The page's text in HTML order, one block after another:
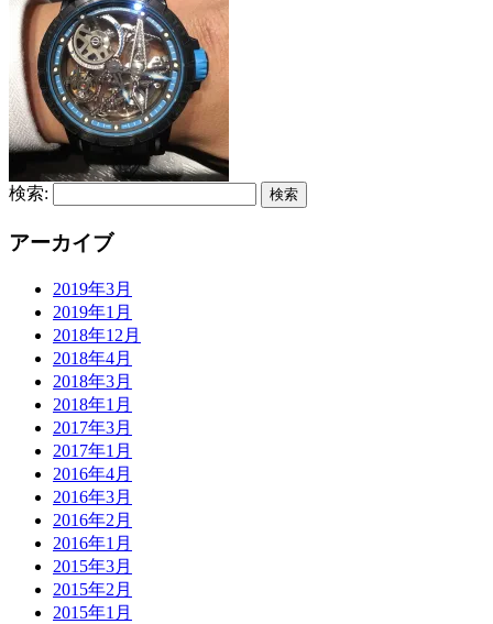
検索:
アーカイブ
2019年3月
2019年1月
2018年12月
2018年4月
2018年3月
2018年1月
2017年3月
2017年1月
2016年4月
2016年3月
2016年2月
2016年1月
2015年3月
2015年2月
2015年1月